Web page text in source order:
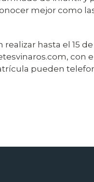
mejor como
realizar hasta el 15
con
pueden